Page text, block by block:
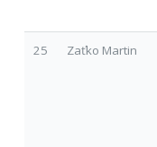
25 Zaťko Martin